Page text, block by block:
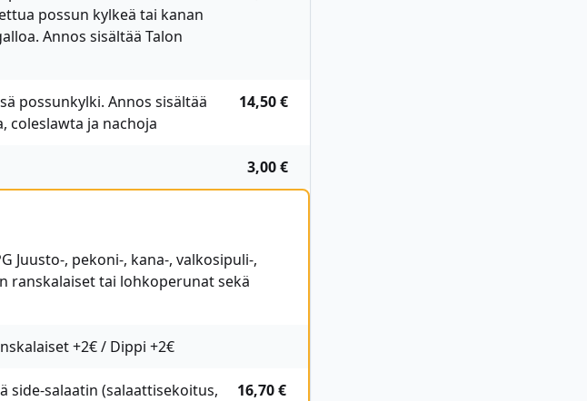
possun kylkeä tai kanan
Annos sisältää Talon
possunkylki. Annos sisältää
coleslawta ja nachoja
14,50 €
3,00 €
Juusto-, pekoni-, kana-, valkosipuli-,
ranskalaiset tai lohkoperunat sekä
+2€ / Dippi +2€
side-salaatin (salaattisekoitus,
16,70 €